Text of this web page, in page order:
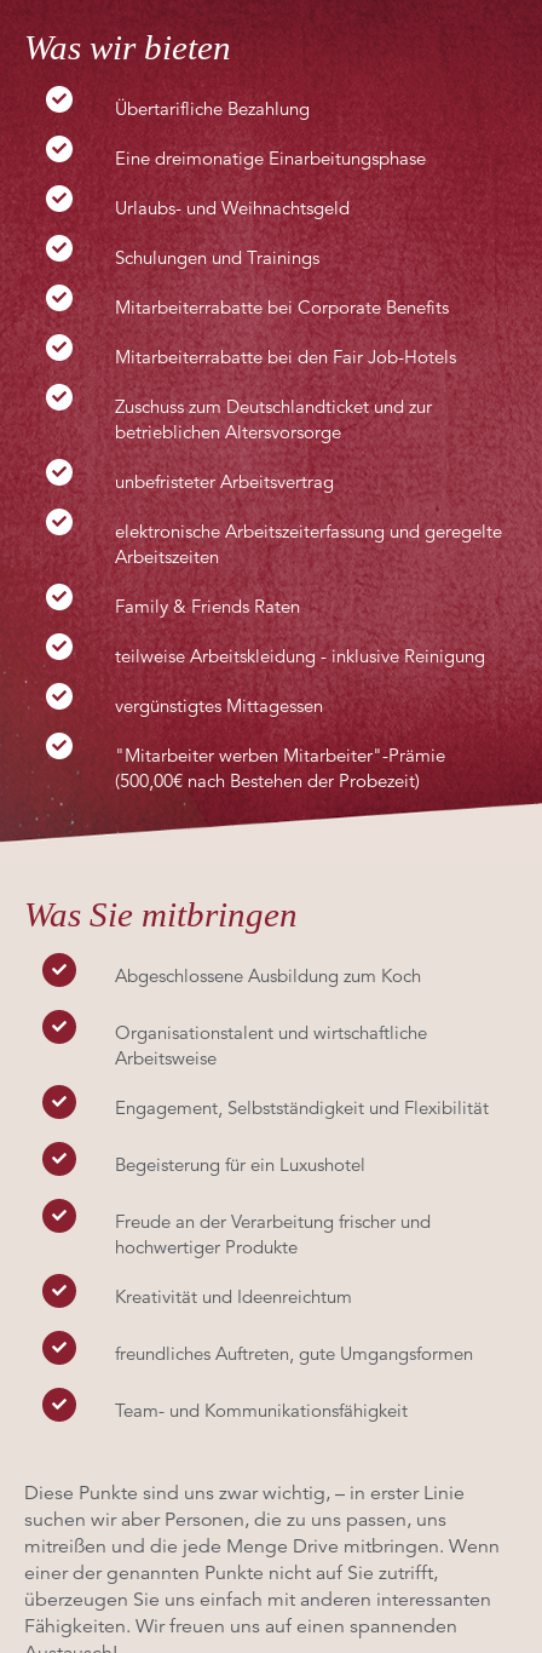
Was wir bieten
Übertarifliche Bezahlung
Eine dreimonatige Einarbeitungsphase
Urlaubs- und Weihnachtsgeld
Schulungen und Trainings
Mitarbeiterrabatte bei Corporate Benefits
Mitarbeiterrabatte bei den Fair Job-Hotels
Zuschuss zum Deutschlandticket und zur
betrieblichen Altersvorsorge
unbefristeter Arbeitsvertrag
elektronische Arbeitszeiterfassung und geregelte
Arbeitszeiten
Family & Friends Raten
teilweise Arbeitskleidung - inklusive Reinigung
vergünstigtes Mittagessen
"Mitarbeiter werben Mitarbeiter"-Prämie
(500,00€ nach Bestehen der Probezeit)
Was Sie mitbringen
Abgeschlossene Ausbildung zum Koch
Organisationstalent und wirtschaftliche
Arbeitsweise
Engagement, Selbstständigkeit und Flexibilität
Begeisterung für ein Luxushotel
Freude an der Verarbeitung frischer und
hochwertiger Produkte
Kreativität und Ideenreichtum
freundliches Auftreten, gute Umgangsformen
Team- und Kommunikationsfähigkeit
Diese Punkte sind uns zwar wichtig, – in erster Linie
suchen wir aber Personen, die zu uns passen, uns
mitreißen und die jede Menge Drive mitbringen. Wenn
einer der genannten Punkte nicht auf Sie zutrifft,
überzeugen Sie uns einfach mit anderen interessanten
Fähigkeiten. Wir freuen uns auf einen spannenden